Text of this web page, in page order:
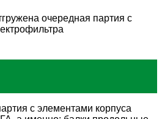
очередная партия с
с элементами корпуса